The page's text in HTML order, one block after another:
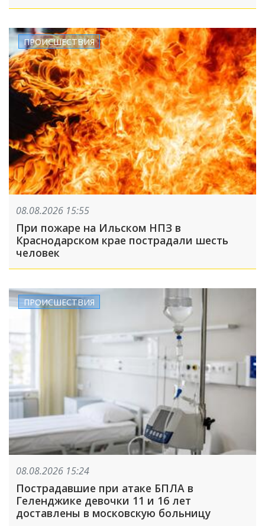
ПРОИСШЕСТВИЯ
08.08.2026 15:55
При пожаре на Ильском НПЗ в
Краснодарском крае пострадали шесть
человек
ПРОИСШЕСТВИЯ
08.08.2026 15:24
Пострадавшие при атаке БПЛА в
Геленджике девочки 11 и 16 лет
доставлены в московскую больницу